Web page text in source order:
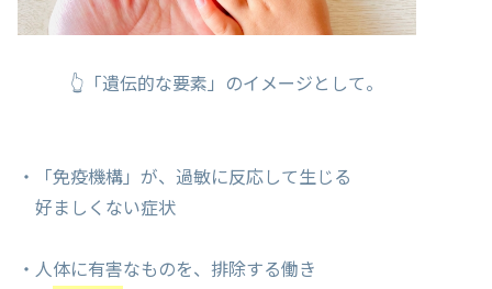
👆「遺伝的な要素」のイメージとして。
・「免疫機構」が、過敏に反応して生じる
好ましくない症状
・人体に有害なものを、排除する働き